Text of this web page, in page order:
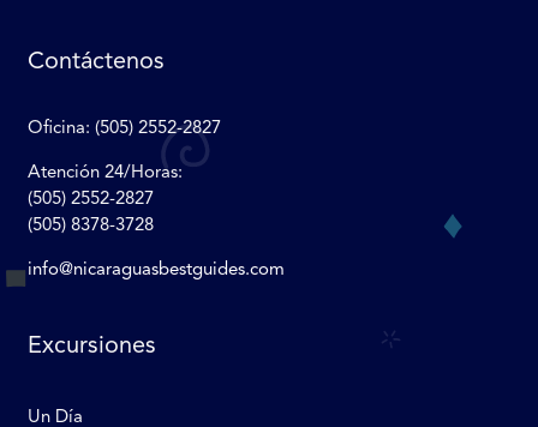
Contáctenos
Oficina: (505) 2552-2827
Atención 24/Horas:
(505) 2552-2827
(505) 8378-3728
info@nicaraguasbestguides.com
Excursiones
Un Día